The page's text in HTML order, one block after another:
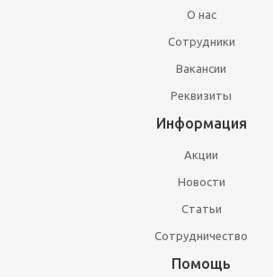
О нас
Сотрудники
Вакансии
Реквизиты
Информация
Акции
Новости
Статьи
Сотрудничество
Помощь